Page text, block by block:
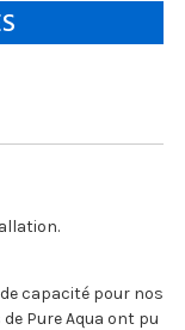
capacité pour nos
Pure Aqua ont pu